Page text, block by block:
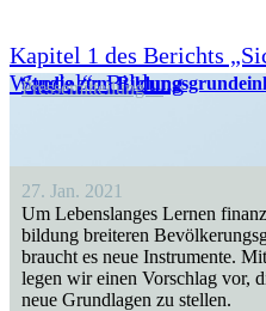
Kapitel 1 des Berichts
Wandel“: Bildung
Studie zum
Presse­mit­teilung
27. Jan. 2021
Um Lebens­langes Lernen
bildung breiteren
braucht es neue Instru­mente.
legen wir einen Vorschlag vor,
neue Grund­lagen zu stellen.